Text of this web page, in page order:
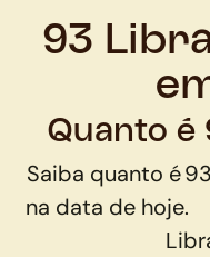
93
Quanto é
Saiba quanto é93
na data de hoje.